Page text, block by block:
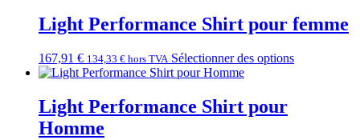
Light Performance Shirt pour femme
167,91 € 134,33 € hors TVA Sélectionner des options
Light Performance Shirt pour
Homme